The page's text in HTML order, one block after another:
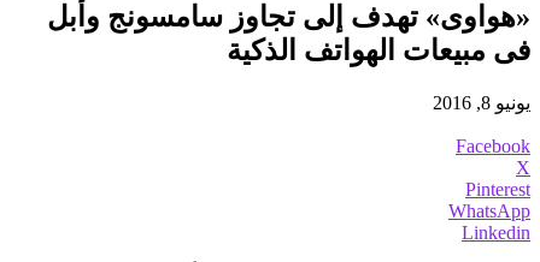
«هواوى» تهدف إلى تجاوز سامسونج وأبل
فى مبيعات الهواتف الذكية
يونيو 8, 2016
Facebook
X
Pinterest
WhatsApp
Linkedin